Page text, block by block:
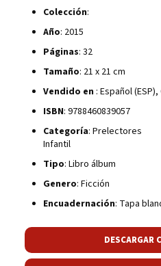
Colección:
Año: 2015
Páginas: 32
Tamaño: 21 x 21 cm
Vendido en : Español
ISBN: 9788460839057
Categoría: Prelectores
Infantil
Tipo: Libro álbum
Genero: Ficción
Encuadernación: Tapa
DESCARGAR